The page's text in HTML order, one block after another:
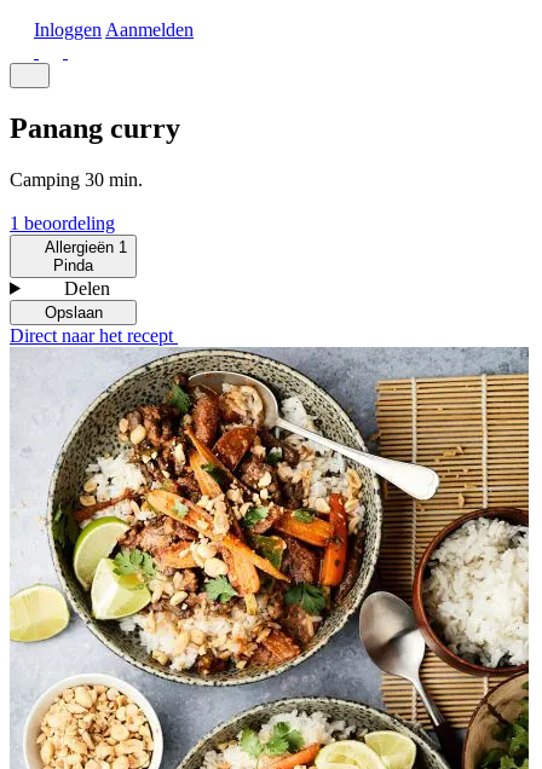
Inloggen Aanmelden
Panang curry
Camping 30 min.
1 beoordeling
Allergieën 1
Pinda
Delen
Opslaan
Direct naar het recept